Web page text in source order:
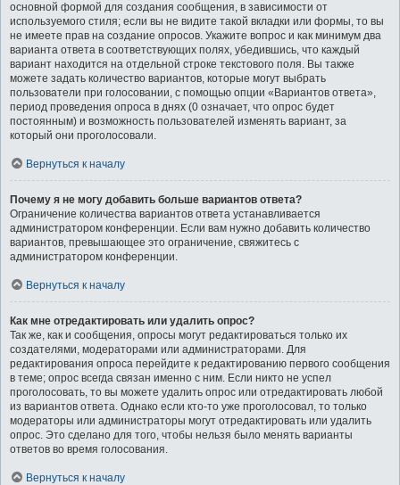
основной формой для создания сообщения, в зависимости от
используемого стиля; если вы не видите такой вкладки или формы, то вы
не имеете прав на создание опросов. Укажите вопрос и как минимум два
варианта ответа в соответствующих полях, убедившись, что каждый
вариант находится на отдельной строке текстового поля. Вы также
можете задать количество вариантов, которые могут выбрать
пользователи при голосовании, с помощью опции «Вариантов ответа»,
период проведения опроса в днях (0 означает, что опрос будет
постоянным) и возможность пользователей изменять вариант, за
который они проголосовали.
Вернуться к началу
Почему я не могу добавить больше вариантов ответа?
Ограничение количества вариантов ответа устанавливается
администратором конференции. Если вам нужно добавить количество
вариантов, превышающее это ограничение, свяжитесь с
администратором конференции.
Вернуться к началу
Как мне отредактировать или удалить опрос?
Так же, как и сообщения, опросы могут редактироваться только их
создателями, модераторами или администраторами. Для
редактирования опроса перейдите к редактированию первого сообщения
в теме; опрос всегда связан именно с ним. Если никто не успел
проголосовать, то вы можете удалить опрос или отредактировать любой
из вариантов ответа. Однако если кто-то уже проголосовал, то только
модераторы или администраторы могут отредактировать или удалить
опрос. Это сделано для того, чтобы нельзя было менять варианты
ответов во время голосования.
Вернуться к началу